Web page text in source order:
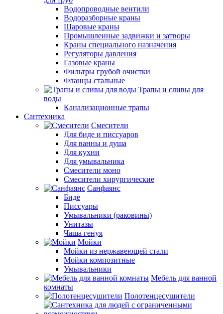
Водопроводные вентили
Водоразборные краны
Шаровые краны
Промышленные задвижки и затворы
Краны специального назначения
Регуляторы давления
Газовые краны
Фильтры грубой очистки
Фланцы стальные
Трапы и сливы для
воды
Канализационные трапы
Сантехника
Смесители
Для биде и писсуаров
Для ванны и душа
Для кухни
Для умывальника
Смесители моно
Смесители хирургические
Санфаянс
Биде
Писсуары
Умывальники (раковины)
Унитазы
Чаша генуя
Мойки
Мойки из нержавеющей стали
Мойки композитные
Умывальники
Мебель для ванной
комнаты
Полотенцесушители